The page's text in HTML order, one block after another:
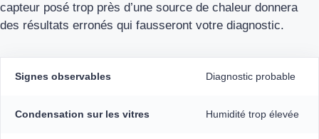
capteur posé trop près d’une source de chaleur donnera
des résultats erronés qui fausseront votre diagnostic.
Signes observables Diagnostic probable
Condensation sur les vitres Humidité trop élevée